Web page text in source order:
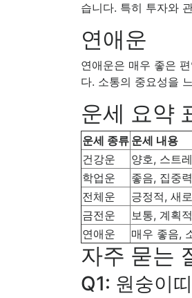
습니다. 특히 투자와
연애운
연애운은 매우 좋은
다. 소통의 중요성을
운세 요약
운세 종류 운세 내용
건강운
양호, 스트
학업운
좋음, 집중
전체운
긍정적, 새
금전운
보통, 계획
연애운
매우 좋음,
자주 묻는
Q1: 원숭이